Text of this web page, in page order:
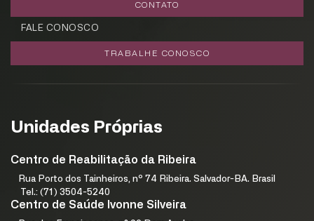
CONTATO
FALE CONOSCO
TRABALHE CONOSCO
Unidades Próprias
Centro de Reabilitação da Ribeira
Rua Porto dos Tainheiros, nº 74 Ribeira. Salvador-BA. Brasil
Tel.: (71) 3504-5240
Centro de Saúde Ivonne Silveira